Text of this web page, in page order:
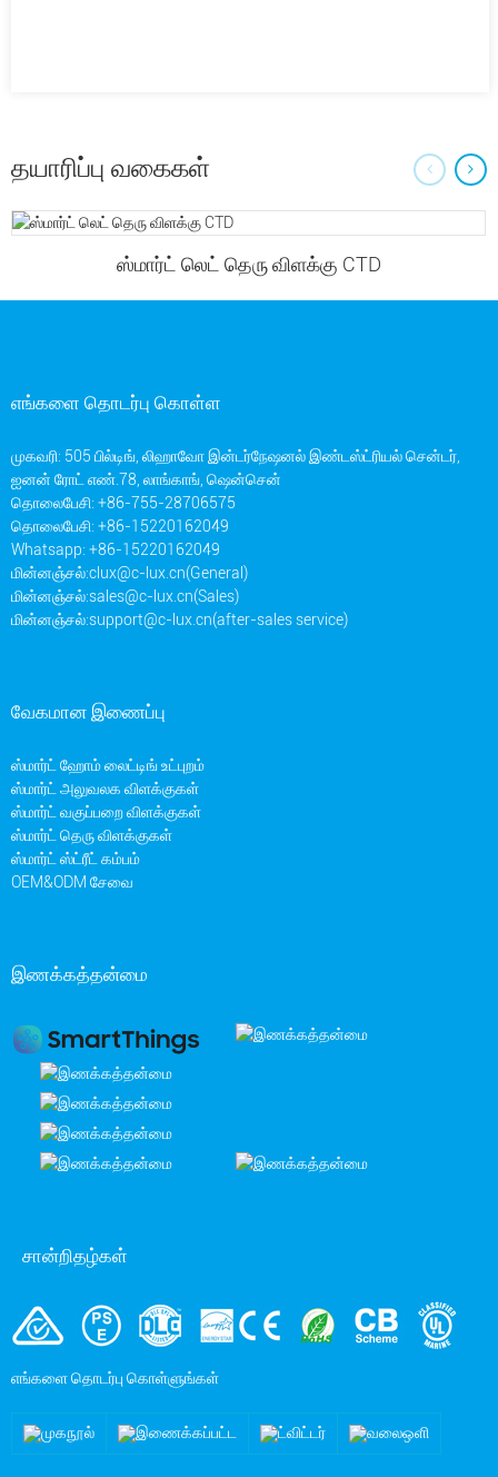
தயாரிப்பு வகைகள்
ஸ்மார்ட் லெட் தெரு விளக்கு CTD
எங்களை தொடர்பு கொள்ள
முகவரி: 505 பில்டிங், லிஹாவோ இன்டர்நேஷனல் இண்டஸ்ட்ரியல் சென்டர்,
ஐனன் ரோட் எண்.78, லாங்காங், ஷென்சென்
தொலைபேசி: +86-755-28706575
தொலைபேசி: +86-15220162049
Whatsapp: +86-15220162049
மின்னஞ்சல்:clux@c-lux.cn(General)
மின்னஞ்சல்:sales@c-lux.cn(Sales)
மின்னஞ்சல்:support@c-lux.cn(after-sales service)
வேகமான இணைப்பு
ஸ்மார்ட் ஹோம் லைட்டிங் உட்புறம்
ஸ்மார்ட் அலுவலக விளக்குகள்
ஸ்மார்ட் வகுப்பறை விளக்குகள்
ஸ்மார்ட் தெரு விளக்குகள்
ஸ்மார்ட் ஸ்ட்ரீட் கம்பம்
OEM&ODM சேவை
இணக்கத்தன்மை
சான்றிதழ்கள்
எங்களை தொடர்பு கொள்ளுங்கள்